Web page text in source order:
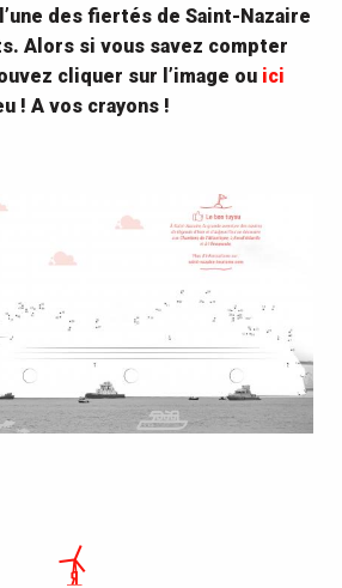
des fiertés de Saint-Nazaire
Alors si vous savez compter
cliquer sur l’image ou ici
! A vos crayons !